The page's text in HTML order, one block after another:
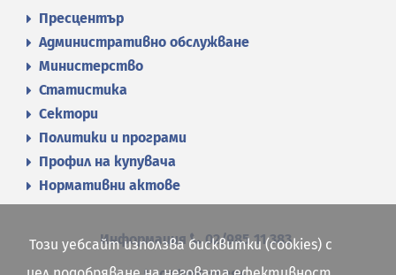
Пресцентър
Административно обслужване
Министерство
Статистика
Сектори
Политики и програми
Профил на купувача
Нормативни актове
Информация 02/985 11 383
Този уебсайт използва бисквитки (cookies) с